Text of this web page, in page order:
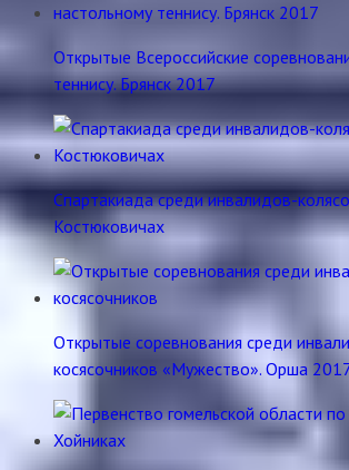
Открытые Всероссийские
теннису. Брянск 2017
Спартакиада среди инвалидов-
Костюковичах
Открытые соревнования среди
косясочников «Мужество». Орша